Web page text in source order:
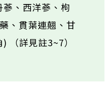
蔘、西洋蔘、枸
、貫葉連翹、甘
（詳見註3~7）